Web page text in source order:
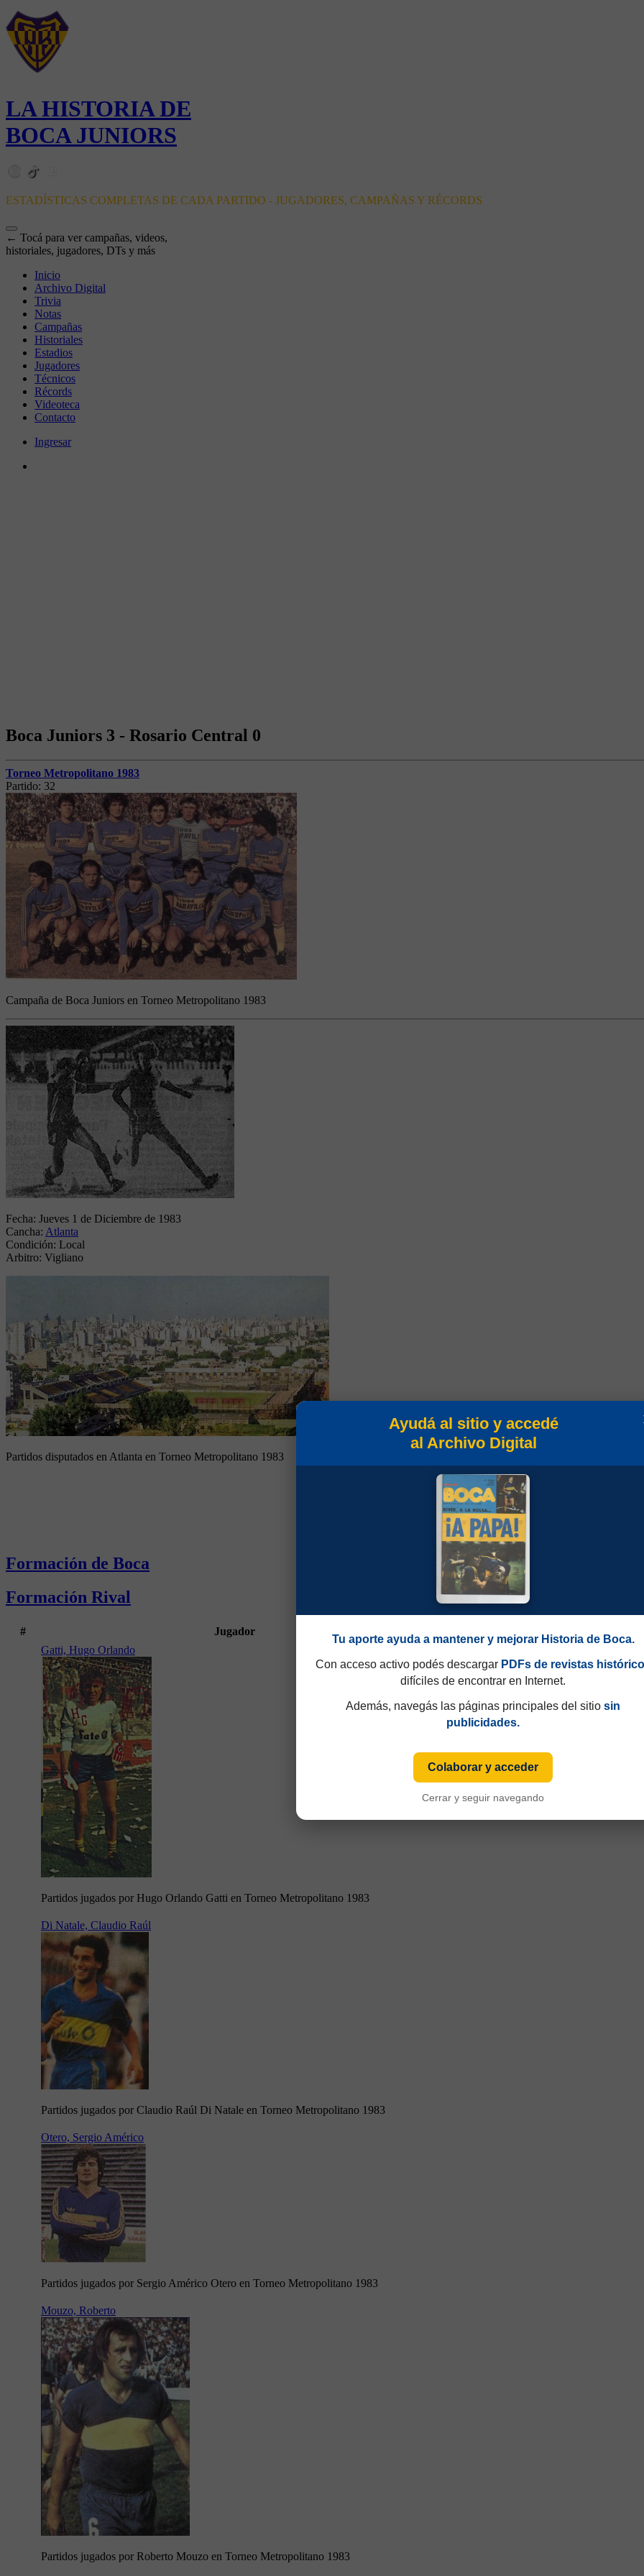
LA HISTORIA DE
BOCA JUNIORS
ESTADÍSTICAS COMPLETAS DE CADA PARTIDO - JUGADORES, CAMPAÑAS Y RÉCORDS
← Tocá para ver campañas, videos,
historiales, jugadores, DTs y más
Inicio
Archivo Digital
Trivia
Notas
Campañas
Historiales
Estadios
Jugadores
Técnicos
Récords
Videoteca
Contacto
Ingresar
Boca Juniors 3 - Rosario Central 0
Torneo Metropolitano 1983
Partido: 32
Campaña de Boca Juniors en Torneo Metropolitano 1983
Fecha: Jueves 1 de Diciembre de 1983
Cancha: Atlanta
Condición: Local
Arbitro: Vigliano
Partidos disputados en Atlanta en Torneo Metropolitano 1983
Formación de Boca
Formación Rival
#
Jugador
Gatti, Hugo Orlando
Partidos jugados por Hugo Orlando Gatti en Torneo Metropolitano 1983
Di Natale, Claudio Raúl
Partidos jugados por Claudio Raúl Di Natale en Torneo Metropolitano 1983
Otero, Sergio Américo
Partidos jugados por Sergio Américo Otero en Torneo Metropolitano 1983
Mouzo, Roberto
Partidos jugados por Roberto Mouzo en Torneo Metropolitano 1983
Ayudá al sitio y accedé
al Archivo Digital
Tu aporte ayuda a mantener y mejorar Historia de Boca.
Con acceso activo podés descargar PDFs de revistas
difíciles de encontrar en Internet.
Además, navegás las páginas principales del sitio sin
publicidades.
Colaborar y acceder
Cerrar y seguir navegando